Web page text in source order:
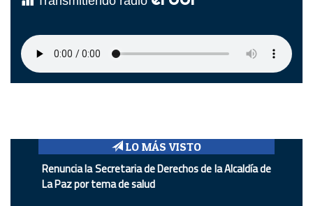
LO MÁS VISTO
Renuncia la Secretaria de Derechos de la Alcaldía de
La Paz por tema de salud